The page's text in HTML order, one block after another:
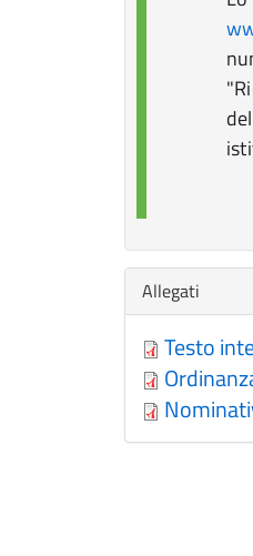
Nascondi
Allegati
Testo